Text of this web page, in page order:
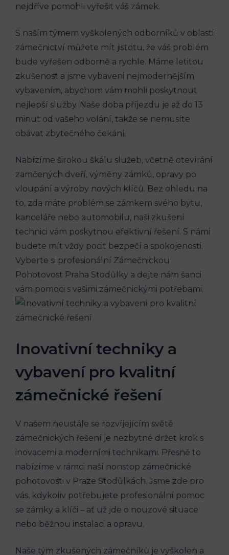
nejdříve pomohli vyřešit váš zámek.
S naším týmem vyškolených odborníků v oblasti
zámečnictví můžete mít jistotu, že váš problém
bude vyřešen odborně a rychle. Máme letitou
zkušenost a jsme vybaveni nejmodernějším
vybavením, abychom vám mohli poskytnout
nejlepší služby. Naše doba příjezdu je až do 13
minut od vašeho volání, takže se nemusíte
obávat zbytečného čekání.
Nabízíme širokou škálu služeb, včetně otevírání
zamčených dveří, výměny zámků, opravy po
vloupání a výroby nových klíčů. Bez ohledu na
to, zda máte problém se zámkem svého bytu,
kanceláře nebo automobilu, naši zkušení
technici vám poskytnou efektivní řešení. S námi
budete mít vždy pocit bezpečí a spokojenosti.
Vyberte si profesionální Zámečnickou
Pohotovost Praha Stodůlky a dejte nám šanci
vám pomoci s vašimi zámečnickými potřebami.
Inovativní techniky a
vybavení pro kvalitní
zámečnické řešení
V našem neustále se rozvíjejícím světě
zámečnických řešení je nezbytné držet krok s
inovacemi a moderními technikami. Přesně to
nabízíme v rámci naší nonstop zámečnické
pohotovosti v Praze Stodůlkách. Jsme zde pro
vás, kdykoliv potřebujete profesionální pomoc
se zámky a klíči – ať už jde o nouzové situace
nebo běžnou instalaci a opravu.
Naše tým zkušených zámečníků je vyškolen a